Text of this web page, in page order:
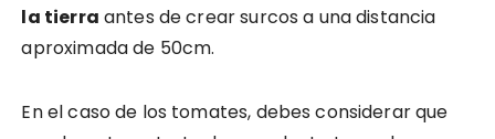
la tierra antes de crear surcos a una distancia
aproximada de 50cm.
En el caso de los tomates, debes considerar que